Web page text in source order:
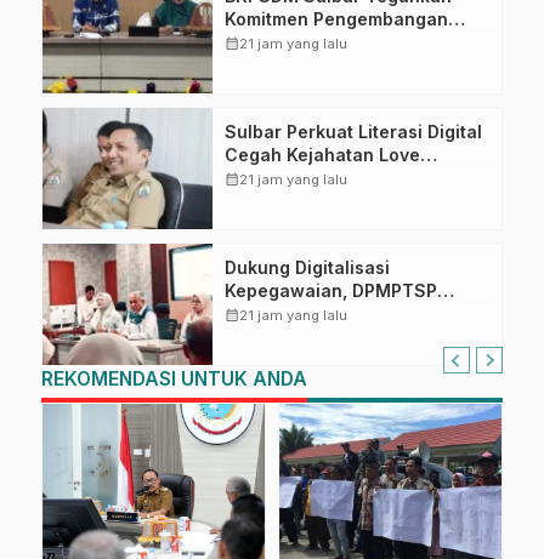
Komitmen Pengembangan
Kompetensi ASN melalui
calendar_month21 jam yang lalu
Sulbar Perkuat Literasi Digital
Cegah Kejahatan Love
Scamming
calendar_month21 jam yang lalu
Dukung Digitalisasi
Kepegawaian, DPMPTSP
Sulbar Siap Terapkan Aplikasi
calendar_month21 jam yang lalu
REKOMENDASI UNTUK ANDA